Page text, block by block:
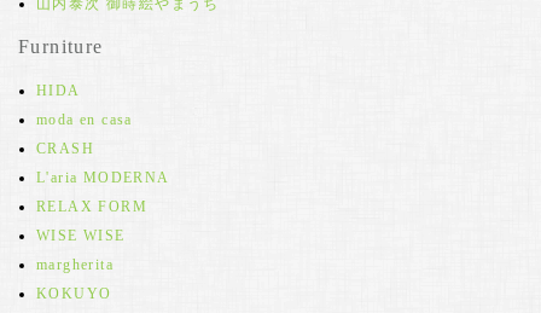
山内泰次 御蒔絵やまうち
Furniture
HIDA
moda en casa
CRASH
L'aria MODERNA
RELAX FORM
WISE WISE
margherita
KOKUYO